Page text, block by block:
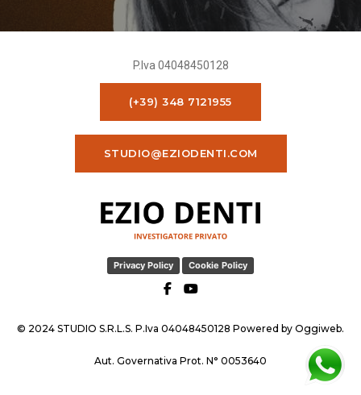
P.Iva 04048450128
(+39) 348 7121955
STUDIO@EZIODENTI.COM
Privacy Policy Cookie Policy
© 2024 STUDIO S.R.L.S. P.Iva 04048450128 Powered by Oggiweb.
Aut. Governativa Prot. N° 0053640